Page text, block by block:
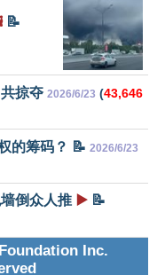
📝
掠夺 2026/6/23 (43,646
的筹码？ 📝 2026/6/23
倒众人推 ▶️ 📝
Inc.